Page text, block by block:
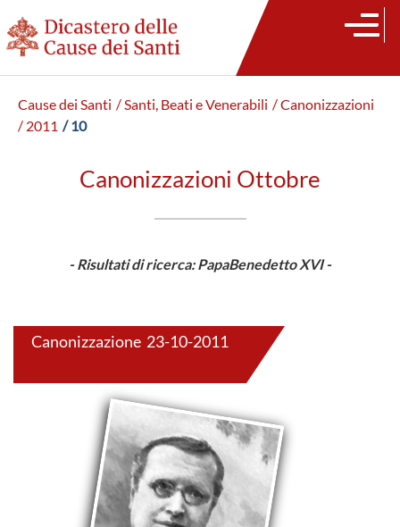
Cause dei Santi / Santi, Beati e Venerabili / Canonizzazioni
/ 2011 / 10
Canonizzazioni Ottobre
- Risultati di ricerca: PapaBenedetto XVI -
Canonizzazione 23-10-2011